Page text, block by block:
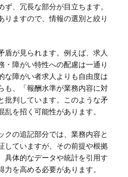
、冗長な部分が目立ちます。
りますので、情報の選別と絞り
盾が見られます。例えば、求人
・障がい特性への配慮は一通り
な障がい者求人よりも自由度は
も、「報酬水準が業務内容に対
批判しています。このような矛
を招く可能性があります。
クの追記部分では、業務内容と
していますが、その前提や根拠
具体的なデータや統計を引用す
を高める必要があります。